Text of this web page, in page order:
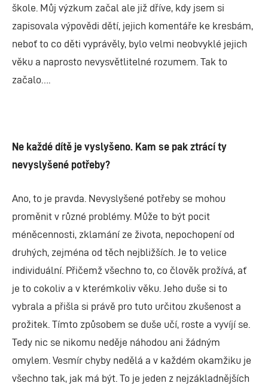
škole. Můj výzkum začal ale již dříve, kdy jsem si
zapisovala výpovědi dětí, jejich komentáře ke kresbám,
neboť to co děti vyprávěly, bylo velmi neobvyklé jejich
věku a naprosto nevysvětlitelné rozumem. Tak to
začalo….
Ne každé dítě je vyslyšeno. Kam se pak ztrácí ty
nevyslyšené potřeby?
Ano, to je pravda. Nevyslyšené potřeby se mohou
proměnit v různé problémy. Může to být pocit
méněcennosti, zklamání ze života, nepochopení od
druhých, zejména od těch nejbližších. Je to velice
individuální. Přičemž všechno to, co člověk prožívá, ať
je to cokoliv a v kterémkoliv věku. Jeho duše si to
vybrala a přišla si právě pro tuto určitou zkušenost a
prožitek. Tímto způsobem se duše učí, roste a vyvíjí se.
Tedy nic se nikomu neděje náhodou ani žádným
omylem. Vesmír chyby nedělá a v každém okamžiku je
všechno tak, jak má být. To je jeden z nejzákladnějších